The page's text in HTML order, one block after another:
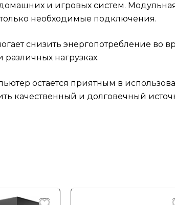
и игровых систем.
только необходимые подключения.
снизить энергопотребление во
нагрузках.
остается приятным в
качественный и долговечный